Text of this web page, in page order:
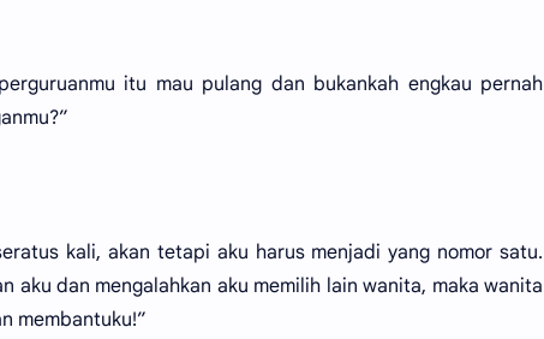
itu mau pulang dan bukankah engkau pernah
kali, akan tetapi aku harus menjadi yang nomor satu.
aku dan mengalahkan aku memilih lain wanita, maka wanita
membantuku!”